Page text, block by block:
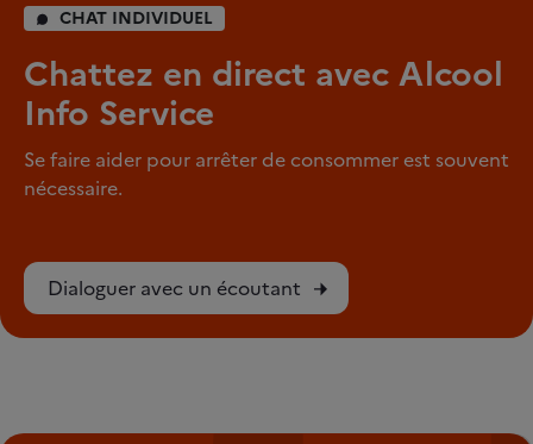
CHAT INDIVIDUEL
Chattez en direct avec Alcool
Info Service
Se faire aider pour arrêter de consommer est souvent
nécessaire.
Dialoguer avec un écoutant